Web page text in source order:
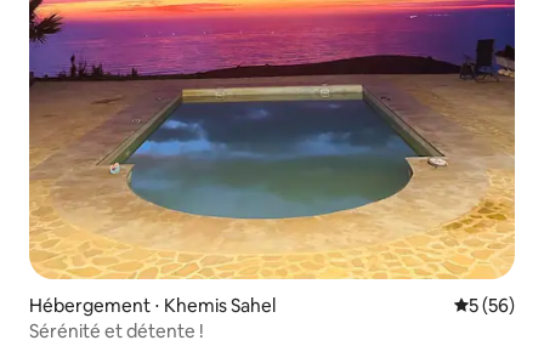
Hébergement ⋅ Khemis Sahel
5 (56)
Sérénité et détente !